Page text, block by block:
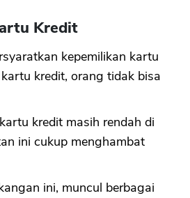
Kredit
kepemilikan kartu
kredit, orang tidak bisa
kredit masih rendah di
ini cukup menghambat
ini, muncul berbagai